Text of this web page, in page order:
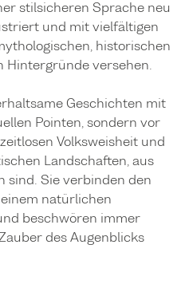
stilsicheren Sprache neu
und mit vielfältigen
historischen
versehen.
Geschichten mit
Pointen, sondern vor
Volksweisheit und
Landschaften, aus
sind. Sie verbinden den
natürlichen
beschwören immer
des Augenblicks